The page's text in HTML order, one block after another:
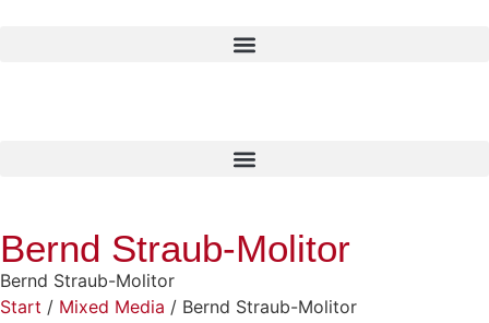
Bernd Straub-Molitor
Bernd Straub-Molitor
Start / Mixed Media / Bernd Straub-Molitor